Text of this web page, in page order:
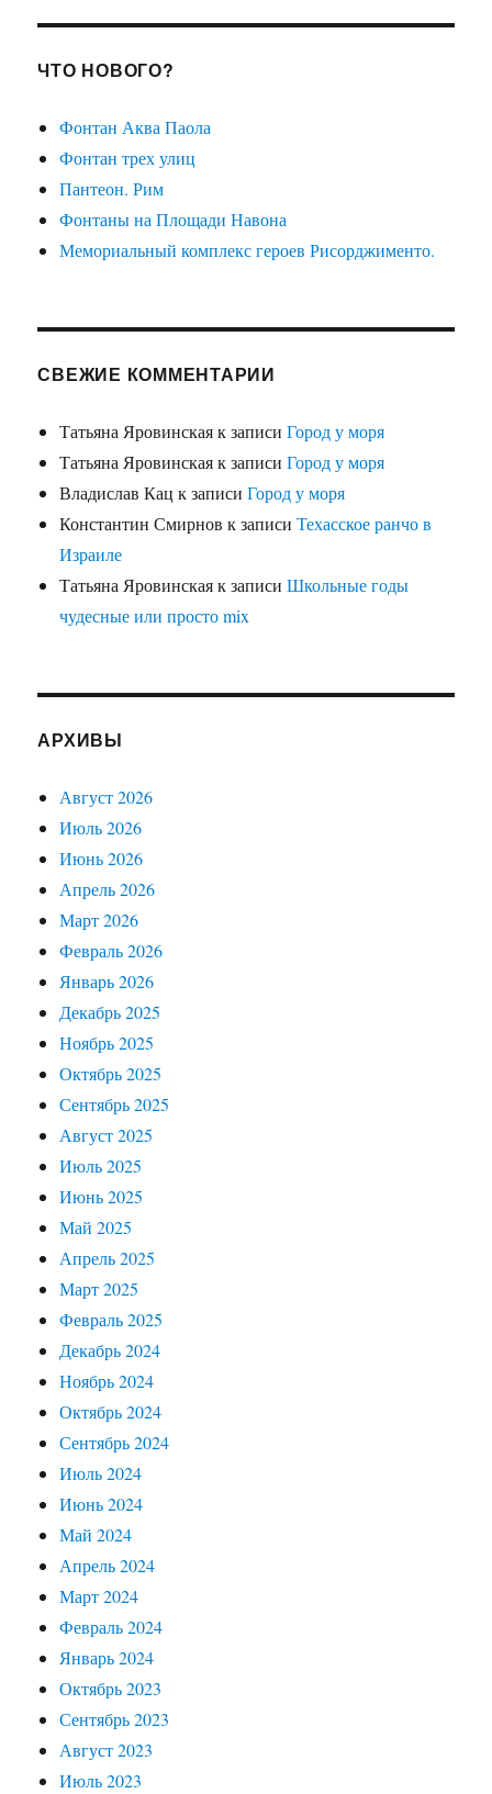
ЧТО НОВОГО?
Фонтан Аква Паола
Фонтан трех улиц
Пантеон. Рим
Фонтаны на Площади Навона
Мемориальный комплекс героев Рисорджименто.
СВЕЖИЕ КОММЕНТАРИИ
Татьяна Яровинскаяк записиГород у моря
Татьяна Яровинскаяк записиГород у моря
Владислав Кац к записиГород у моря
Константин Смирнов к записиТехасское ранчо в
Израиле
Татьяна Яровинскаяк записиШкольные годы
чудесные или просто mix
АРХИВЫ
Август 2026
Июль 2026
Июнь 2026
Апрель 2026
Март 2026
Февраль 2026
Январь 2026
Декабрь 2025
Ноябрь 2025
Октябрь 2025
Сентябрь 2025
Август 2025
Июль 2025
Июнь 2025
Май 2025
Апрель 2025
Март 2025
Февраль 2025
Декабрь 2024
Ноябрь 2024
Октябрь 2024
Сентябрь 2024
Июль 2024
Июнь 2024
Май 2024
Апрель 2024
Март 2024
Февраль 2024
Январь 2024
Октябрь 2023
Сентябрь 2023
Август 2023
Июль 2023